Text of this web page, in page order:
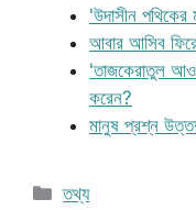
'উদাসীন পথিকের
আবার আসিব
'তাজকেরাতুল
করেন?
মানুষ প্রশ্ন
Categories
তথ্য